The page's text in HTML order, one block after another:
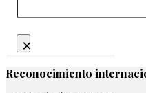
×
Reconocimiento